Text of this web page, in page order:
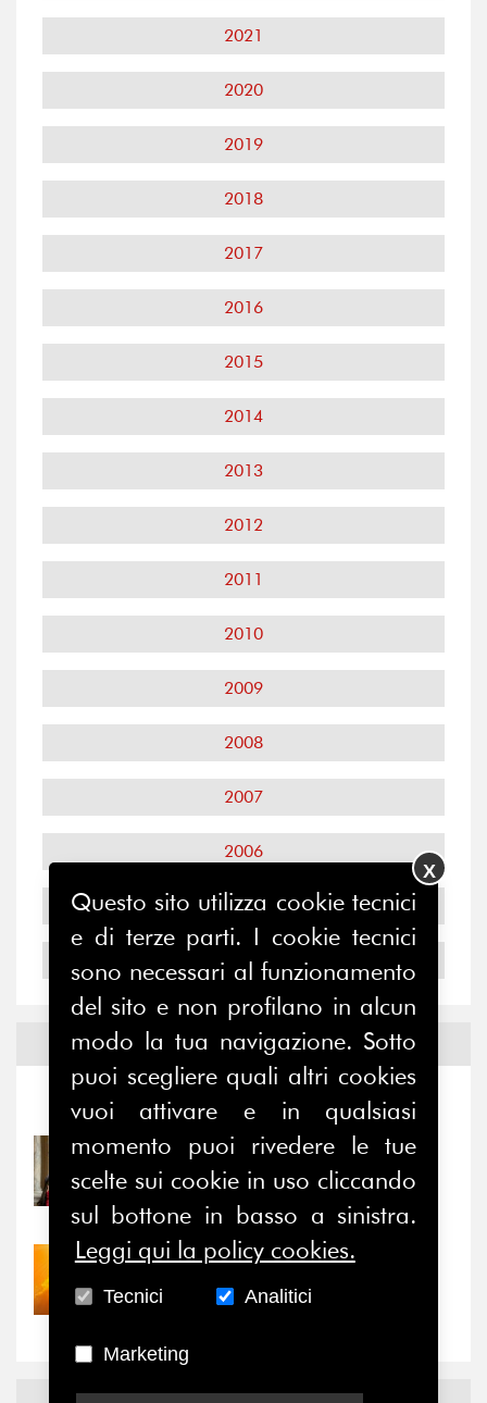
2021
2020
2019
2018
2017
2016
2015
2014
2013
2012
2011
2010
2009
2008
2007
2006
2005
2004
Notizie edEventi
Notizie - Eventi
31/07/2026
Prima della pausa estiva,
il valore di...
30/07/2026
Nove anni dopo la
Questo sito utilizza cookie tecnici
e di terze parti. I cookie tecnici
sono necessari al funzionamento
del sito e non profilano in alcun
modo la tua navigazione. Sotto
puoi scegliere quali altri cookies
vuoi attivare e in qualsiasi
momento puoi rivedere le tue
scelte sui cookie in uso cliccando
sul bottone in basso a sinistra.
Leggi qui la policy cookies.
Tecnici Analitici
Marketing
X